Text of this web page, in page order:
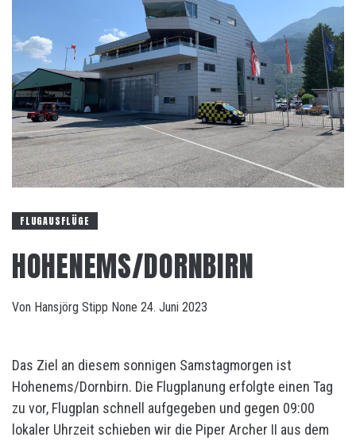
FLUGAUSFLÜGE
HOHENEMS/DORNBIRN
Von Hansjörg Stipp None 24. Juni 2023
Das Ziel an diesem sonnigen Samstagmorgen ist
Hohenems/Dornbirn. Die Flugplanung erfolgte einen Tag
zu vor, Flugplan schnell aufgegeben und gegen 09:00
lokaler Uhrzeit schieben wir die Piper Archer II aus dem